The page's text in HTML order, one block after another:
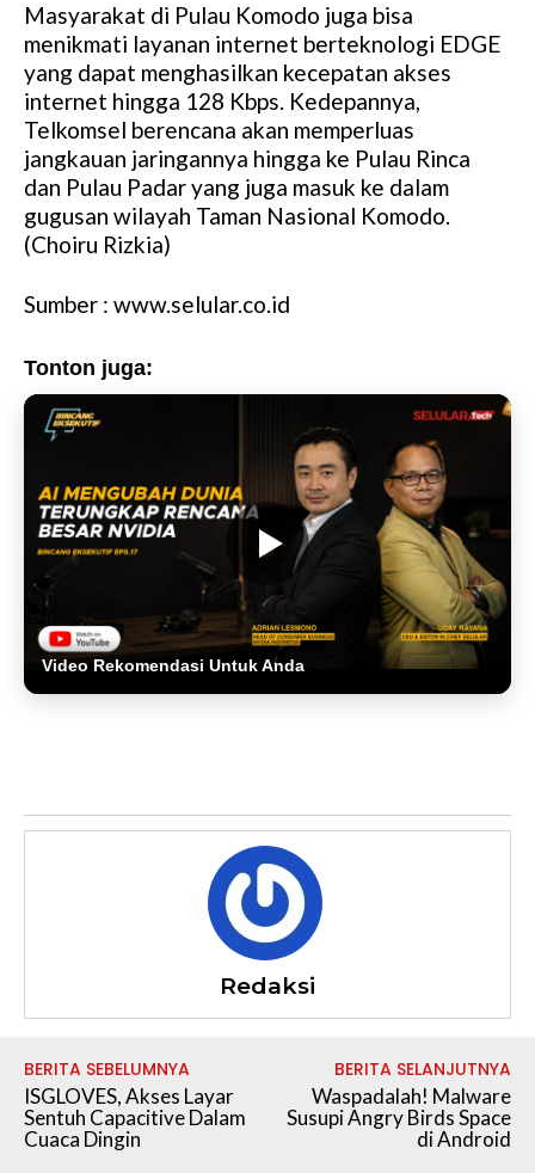
Masyarakat di Pulau Komodo juga bisa
menikmati layanan internet berteknologi EDGE
yang dapat menghasilkan kecepatan akses
internet hingga 128 Kbps. Kedepannya,
Telkomsel berencana akan memperluas
jangkauan jaringannya hingga ke Pulau Rinca
dan Pulau Padar yang juga masuk ke dalam
gugusan wilayah Taman Nasional Komodo.
(Choiru Rizkia)
Sumber : www.selular.co.id
Tonton juga:
Video Rekomendasi Untuk Anda
Redaksi
BERITA SEBELUMNYA
ISGLOVES, Akses Layar
Sentuh Capacitive Dalam
Cuaca Dingin
BERITA SELANJUTNYA
Waspadalah! Malware
Susupi Angry Birds Space
di Android